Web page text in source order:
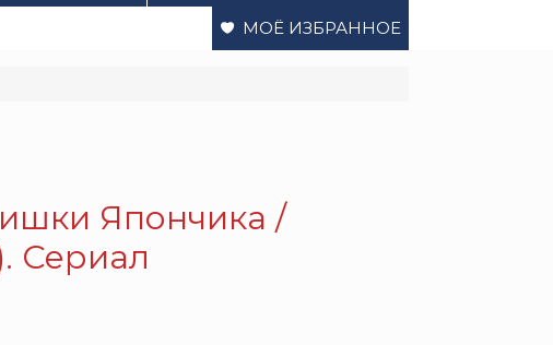
МОЁ ИЗБРАННОЕ
Япончика /
Сериал